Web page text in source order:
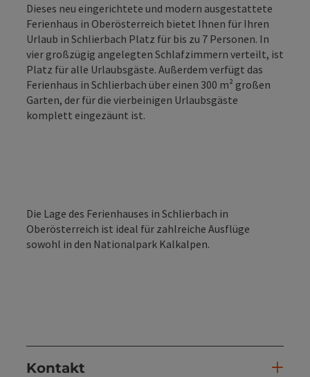
Dieses neu eingerichtete und modern ausgestattete
Ferienhaus in Oberösterreich bietet Ihnen für Ihren
Urlaub in Schlierbach Platz für bis zu 7 Personen. In
vier großzügig angelegten Schlafzimmern verteilt, ist
Platz für alle Urlaubsgäste. Außerdem verfügt das
Ferienhaus in Schlierbach über einen 300 m² großen
Garten, der für die vierbeinigen Urlaubsgäste
komplett eingezäunt ist.
Die Lage des Ferienhauses in Schlierbach in
Oberösterreich ist ideal für zahlreiche Ausflüge
sowohl in den Nationalpark Kalkalpen.
Kontakt